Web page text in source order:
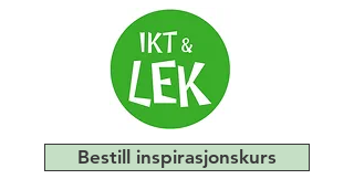
Bestill inspirasjonskurs